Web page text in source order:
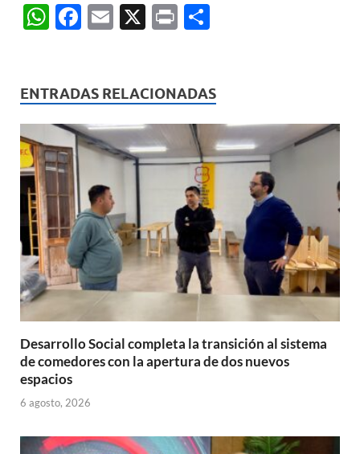
W
s
A
p
p
F
b
o
o
E
X
P
p
ar
ti
r
ENTRADAS RELACIONADAS
Desarrollo Social completa la transición al sistema
de comedores con la apertura de dos nuevos
espacios
6 agosto, 2026